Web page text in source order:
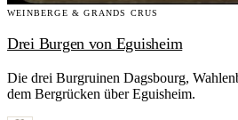
WEINBERGE & GRANDS CRUS
Drei Burgen von Eguisheim
Die drei Burgruinen Dagsbourg,
dem Bergrücken über Eguisheim.